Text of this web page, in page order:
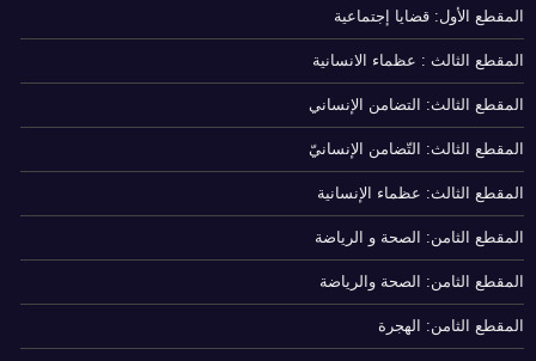
المقطع الأول: قضايا إجتماعية
المقطع الثالث : عظماء الانسانية
المقطع الثالث: التضامن الإنساني
المقطع الثالث: التّضامن الإنسانيّ
المقطع الثالث: عظماء الإنسانية
المقطع الثامن: الصحة و الرياضة
المقطع الثامن: الصحة والرياضة
المقطع الثامن: الهجرة